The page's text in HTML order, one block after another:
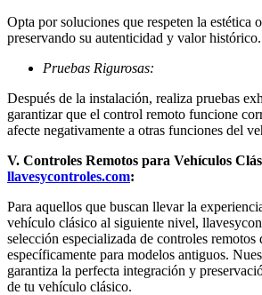
Opta por soluciones que respeten la estética
preservando su autenticidad y valor histórico.
Pruebas Rigurosas:
Después de la instalación, realiza pruebas
garantizar que el control remoto funcione
afecte negativamente a otras funciones del
V. Controles Remotos para Vehículos
llavesycontroles.com:
Para aquellos que buscan llevar la
vehículo clásico al siguiente nivel,
selección especializada de controles remotos
específicamente para modelos antiguos.
garantiza la perfecta integración y
de tu vehículo clásico.